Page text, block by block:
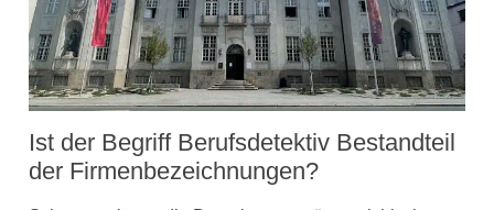
Ist der Begriff Berufsdetektiv Bestandteil
der Firmenbezeichnungen?